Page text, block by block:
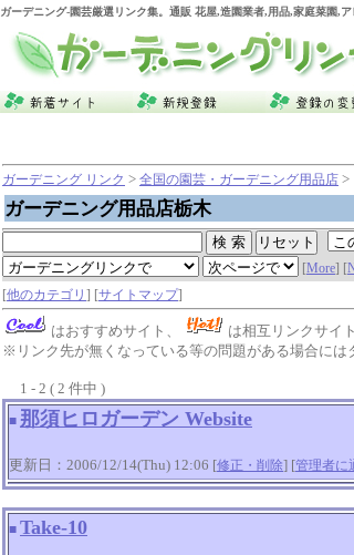
ガーデニング-園芸厳選リンク集。通販 花屋,造園業者,用品,家庭菜園,
ガーデニング リンク > 全国の園芸・ガーデニング用品店 >
ガーデニング用品店栃木
[More] [
[他のカテゴリ ] [サイトマップ]
はおすすめサイト、 は相互リンクサイ
※リンク先が無くなっている等の問題がある場合には
1 - 2 ( 2 件中 )
■ 那須ヒロガーデン Website
更新日：2006/12/14(Thu) 12:06 [修正・削除] [管理者に
■ Take-10